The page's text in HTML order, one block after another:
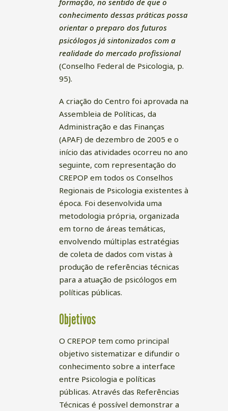
formação, no sentido de que o
conhecimento dessas práticas possa
orientar o preparo dos futuros
psicólogos já sintonizados com a
realidade do mercado profissional
(Conselho Federal de Psicologia, p.
95).
A criação do Centro foi aprovada na
Assembleia de Políticas, da
Administração e das Finanças
(APAF) de dezembro de 2005 e o
início das atividades ocorreu no ano
seguinte, com representação do
CREPOP em todos os Conselhos
Regionais de Psicologia existentes à
época. Foi desenvolvida uma
metodologia própria, organizada
em torno de áreas temáticas,
envolvendo múltiplas estratégias
de coleta de dados com vistas à
produção de referências técnicas
para a atuação de psicólogos em
políticas públicas.
Objetivos
O CREPOP tem como principal
objetivo sistematizar e difundir o
conhecimento sobre a interface
entre Psicologia e políticas
públicas. Através das Referências
Técnicas é possível demonstrar a